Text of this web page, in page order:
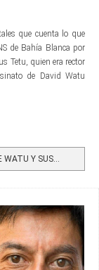
que cuenta lo que
de Bahía Blanca por
Tetu, quien era rector
de David Watu
WATU Y SUS...